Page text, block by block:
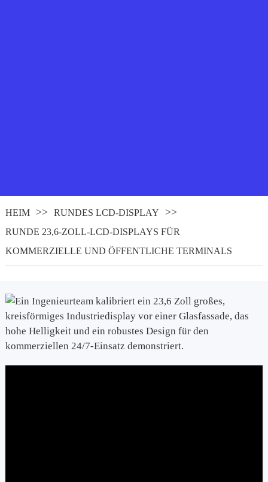
HEIM
RUNDES LCD-DISPLAY
RUNDE 23,6-ZOLL-LCD-DISPLAYS FÜR
KOMMERZIELLE UND ÖFFENTLICHE TERMINALS